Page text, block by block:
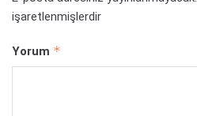
işaretlenmişlerdir
Yorum *